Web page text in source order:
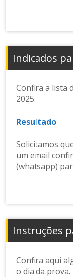
Indicados
Confira a lista
2025.
Resultado
Solicitamos
um email
(whatsapp)
Instruções
Confira aqui
o dia da prova.